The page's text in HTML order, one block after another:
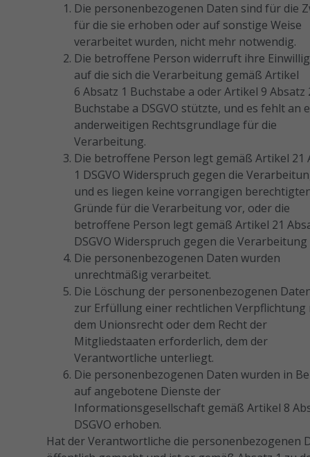
Die personenbezogenen Daten sind für die
für die sie erhoben oder auf sonstige Weise
verarbeitet wurden, nicht mehr notwendig.
Die betroffene Person widerruft ihre
auf die sich die Verarbeitung gemäß Artikel
6 Absatz 1 Buchstabe a oder Artikel 9 Absatz
Buchstabe a DSGVO stützte, und es fehlt an
anderweitigen Rechtsgrundlage für die
Verarbeitung.
Die betroffene Person legt gemäß Artikel 21
1 DSGVO Widerspruch gegen die
und es liegen keine vorrangigen
Gründe für die Verarbeitung vor, oder die
betroffene Person legt gemäß Artikel 21
DSGVO Widerspruch gegen die Verarbeitung
Die personenbezogenen Daten wurden
unrechtmäßig verarbeitet.
Die Löschung der personenbezogenen
zur Erfüllung einer rechtlichen Verpflichtung
dem Unionsrecht oder dem Recht der
Mitgliedstaaten erforderlich, dem der
Verantwortliche unterliegt.
Die personenbezogenen Daten wurden in
auf angebotene Dienste der
Informationsgesellschaft gemäß Artikel 8
DSGVO erhoben.
Hat der Verantwortliche die personenbezogenen